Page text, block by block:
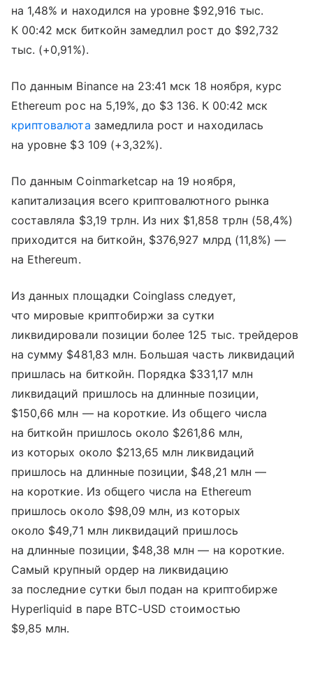
на 1,48% и находился на уровне $92,916 тыс.
К 00:42 мск биткойн замедлил рост до $92,732
тыс. (+0,91%).
По данным Binance на 23:41 мск 18 ноября, курс
Ethereum рос на 5,19%, до $3 136. К 00:42 мск
криптовалюта замедлила рост и находилась
на уровне $3 109 (+3,32%).
По данным Coinmarketcap на 19 ноября,
капитализация всего криптовалютного рынка
составляла $3,19 трлн. Из них $1,858 трлн (58,4%)
приходится на биткойн, $376,927 млрд (11,8%) —
на Ethereum.
Из данных площадки Coinglass следует,
что мировые криптобиржи за сутки
ликвидировали позиции более 125 тыс. трейдеров
на сумму $481,83 млн. Большая часть ликвидаций
пришлась на биткойн. Порядка $331,17 млн
ликвидаций пришлось на длинные позиции,
$150,66 млн — на короткие. Из общего числа
на биткойн пришлось около $261,86 млн,
из которых около $213,65 млн ликвидаций
пришлось на длинные позиции, $48,21 млн —
на короткие. Из общего числа на Ethereum
пришлось около $98,09 млн, из которых
около $49,71 млн ликвидаций пришлось
на длинные позиции, $48,38 млн — на короткие.
Самый крупный ордер на ликвидацию
за последние сутки был подан на криптобирже
Hyperliquid в паре BTC-USD стоимостью
$9,85 млн.